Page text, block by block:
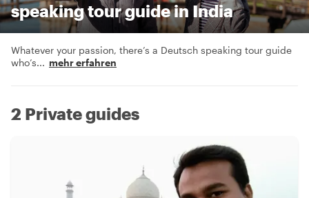
speaking tour guide in India
Whatever your passion, there’s a Deutsch speaking tour guide
who’s... mehr erfahren
2 Private guides